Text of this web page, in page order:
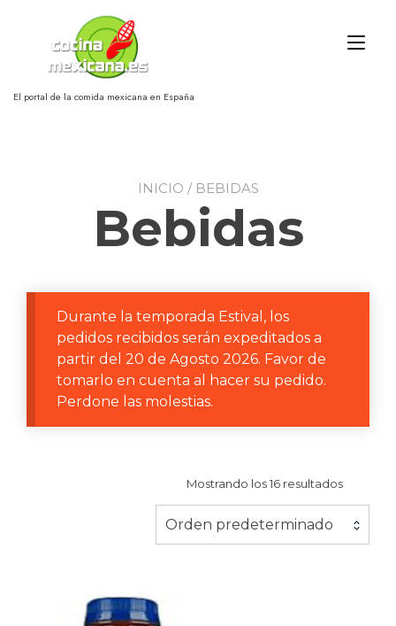
contenido
El portal de la comida mexicana en España
INICIO / BEBIDAS
Bebidas
Durante la temporada Estival, los
pedidos recibidos serán expeditados a
partir del 20 de Agosto 2026. Favor de
tomarlo en cuenta al hacer su pedido.
Perdone las molestias.
Mostrando los 16 resultados
Orden predeterminado